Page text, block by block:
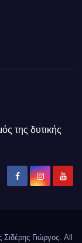
της δυτικής
Γιώργος. All